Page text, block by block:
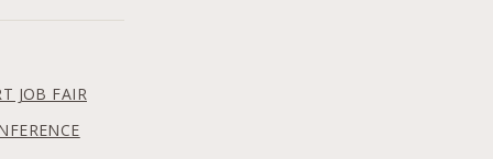
JOB FAIR